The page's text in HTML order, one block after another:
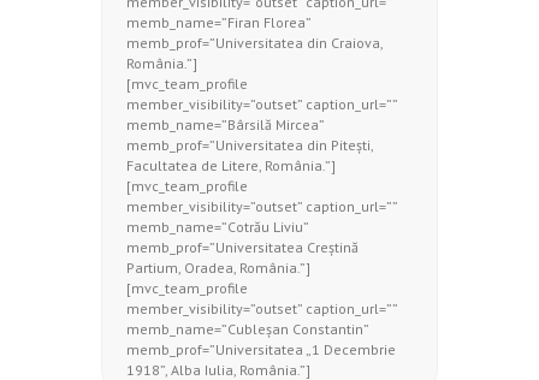
memb_name=”Firan Florea”
memb_prof=”Universitatea din Craiova,
România.”]
[mvc_team_profile
member_visibility=”outset” caption_url=””
memb_name=”Bârsilă Mircea”
memb_prof=”Universitatea din Piteşti,
Facultatea de Litere, România.”]
[mvc_team_profile
member_visibility=”outset” caption_url=””
memb_name=”Cotrău Liviu”
memb_prof=”Universitatea Creștină
Partium, Oradea, România.”]
[mvc_team_profile
member_visibility=”outset” caption_url=””
memb_name=”Cubleşan Constantin”
memb_prof=”Universitatea „1 Decembrie
1918”, Alba Iulia, România.”]